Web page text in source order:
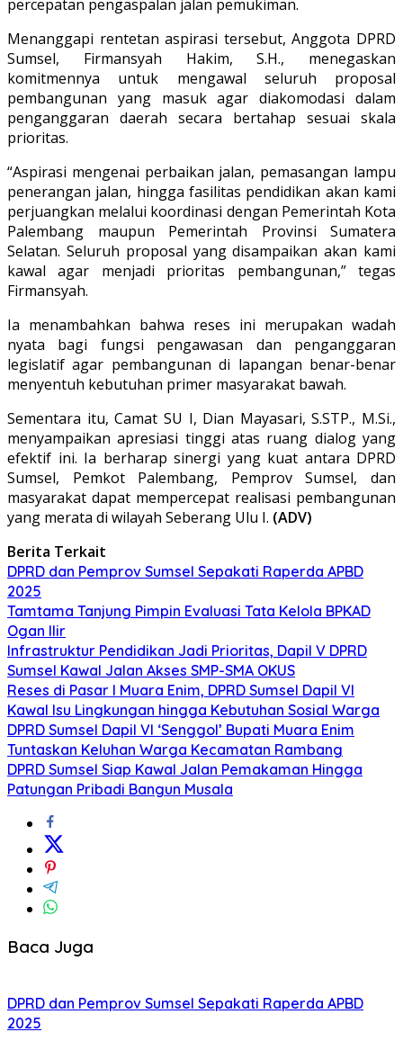
percepatan pengaspalan jalan pemukiman.
Menanggapi rentetan aspirasi tersebut, Anggota DPRD
Sumsel, Firmansyah Hakim, S.H., menegaskan
komitmennya untuk mengawal seluruh proposal
pembangunan yang masuk agar diakomodasi dalam
penganggaran daerah secara bertahap sesuai skala
prioritas.
“Aspirasi mengenai perbaikan jalan, pemasangan lampu
penerangan jalan, hingga fasilitas pendidikan akan kami
perjuangkan melalui koordinasi dengan Pemerintah Kota
Palembang maupun Pemerintah Provinsi Sumatera
Selatan. Seluruh proposal yang disampaikan akan kami
kawal agar menjadi prioritas pembangunan,” tegas
Firmansyah.
Ia menambahkan bahwa reses ini merupakan wadah
nyata bagi fungsi pengawasan dan penganggaran
legislatif agar pembangunan di lapangan benar-benar
menyentuh kebutuhan primer masyarakat bawah.
Sementara itu, Camat SU I, Dian Mayasari, S.STP., M.Si.,
menyampaikan apresiasi tinggi atas ruang dialog yang
efektif ini. Ia berharap sinergi yang kuat antara DPRD
Sumsel, Pemkot Palembang, Pemprov Sumsel, dan
masyarakat dapat mempercepat realisasi pembangunan
yang merata di wilayah Seberang Ulu I. (ADV)
Berita Terkait
DPRD dan Pemprov Sumsel Sepakati Raperda APBD
2025
Tamtama Tanjung Pimpin Evaluasi Tata Kelola BPKAD
Ogan Ilir
Infrastruktur Pendidikan Jadi Prioritas, Dapil V DPRD
Sumsel Kawal Jalan Akses SMP-SMA OKUS
Reses di Pasar I Muara Enim, DPRD Sumsel Dapil VI
Kawal Isu Lingkungan hingga Kebutuhan Sosial Warga
DPRD Sumsel Dapil VI ‘Senggol’ Bupati Muara Enim
Tuntaskan Keluhan Warga Kecamatan Rambang
DPRD Sumsel Siap Kawal Jalan Pemakaman Hingga
Patungan Pribadi Bangun Musala
Baca Juga
DPRD dan Pemprov Sumsel Sepakati Raperda APBD
2025